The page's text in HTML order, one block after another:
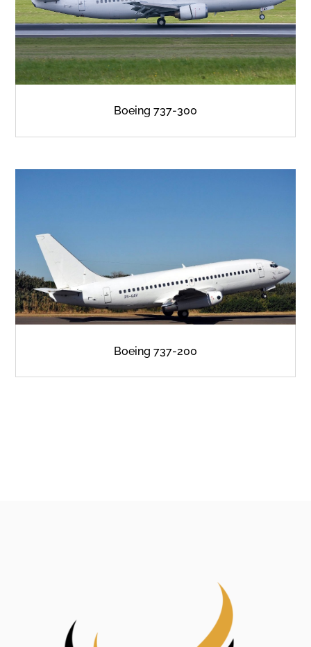
Boeing 737-300
Boeing 737-200